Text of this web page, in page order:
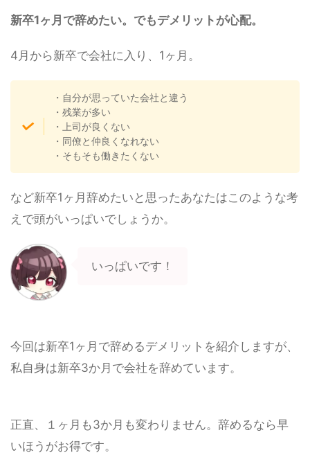
新卒1ヶ月で辞めたい。でもデメリットが心配。
4月から新卒で会社に入り、1ヶ月。
・自分が思っていた会社と違う
・残業が多い
・上司が良くない
・同僚と仲良くなれない
・そもそも働きたくない
など新卒1ヶ月辞めたいと思ったあなたはこのような考
えで頭がいっぱいでしょうか。
いっぱいです！
今回は新卒1ヶ月で辞めるデメリットを紹介しますが、
私自身は新卒3か月で会社を辞めています。
正直、１ヶ月も3か月も変わりません。 辞めるなら早
いほうがお得です。